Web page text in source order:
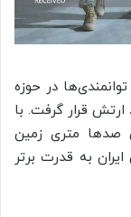
در حوزه
ارتش قرار گرفت. با
صدها متری زمین
به قدرت برتر